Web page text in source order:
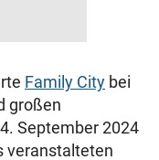
Family City bei
großen
September 2024
veranstalteten